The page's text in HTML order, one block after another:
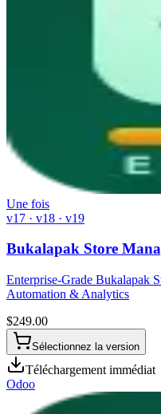
Une fois
v17 · v18 · v19
Bukalapak Store
Enterprise-Grade Bukalapak
Automation & Analytics
$249.00
Sélectionnez la version
Téléchargement immédiat
Odoo